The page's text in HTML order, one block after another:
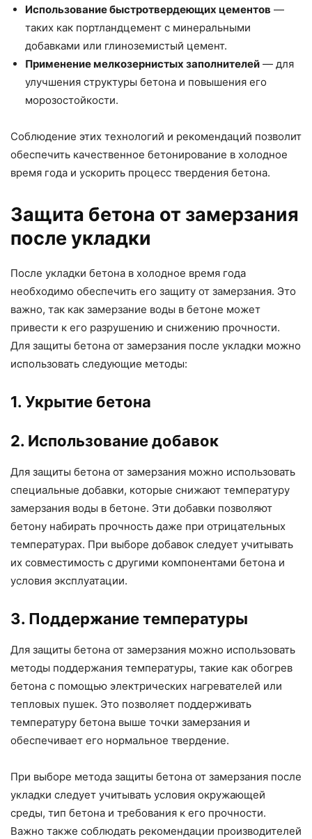
Использование быстротвердеющих цементов —
таких как портландцемент с минеральными
добавками или глиноземистый цемент.
Применение мелкозернистых заполнителей — для
улучшения структуры бетона и повышения его
морозостойкости.
Соблюдение этих технологий и рекомендаций позволит
обеспечить качественное бетонирование в холодное
время года и ускорить процесс твердения бетона.
Защита бетона от замерзания
после укладки
После укладки бетона в холодное время года
необходимо обеспечить его защиту от замерзания. Это
важно, так как замерзание воды в бетоне может
привести к его разрушению и снижению прочности.
Для защиты бетона от замерзания после укладки можно
использовать следующие методы:
1. Укрытие бетона
2. Использование добавок
Для защиты бетона от замерзания можно использовать
специальные добавки, которые снижают температуру
замерзания воды в бетоне. Эти добавки позволяют
бетону набирать прочность даже при отрицательных
температурах. При выборе добавок следует учитывать
их совместимость с другими компонентами бетона и
условия эксплуатации.
3. Поддержание температуры
Для защиты бетона от замерзания можно использовать
методы поддержания температуры, такие как обогрев
бетона с помощью электрических нагревателей или
тепловых пушек. Это позволяет поддерживать
температуру бетона выше точки замерзания и
обеспечивает его нормальное твердение.
При выборе метода защиты бетона от замерзания после
укладки следует учитывать условия окружающей
среды, тип бетона и требования к его прочности.
Важно также соблюдать рекомендации производителей